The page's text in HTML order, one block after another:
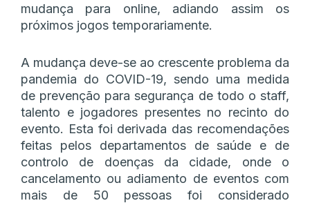
mudança para online, adiando assim os
próximos jogos temporariamente.
A mudança deve-se ao crescente problema da
pandemia do COVID-19, sendo uma medida
de prevenção para segurança de todo o staff,
talento e jogadores presentes no recinto do
evento. Esta foi derivada das recomendações
feitas pelos departamentos de saúde e de
controlo de doenças da cidade, onde o
cancelamento ou adiamento de eventos com
mais de 50 pessoas foi considerado